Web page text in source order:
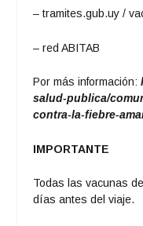
– tramites.gub.uy /
– red ABITAB
Por más información:
salud-publica/
contra-la-fiebre-
IMPORTANTE
Todas las vacunas
días antes del viaje.